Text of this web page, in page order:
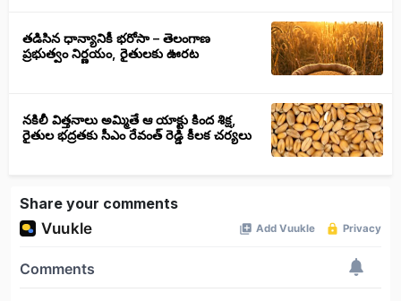
తడిసిన ధాన్యానికీ భరోసా – తెలంగాణ
ప్రభుత్వం నిర్ణయం, రైతులకు ఊరట
నకిలీ విత్తనాలు అమ్మితే ఆ యాక్టు కింద శిక్ష,
రైతుల భద్రతకు సీఎం రేవంత్ రెడ్డి కీలక చర్యలు
Share your comments